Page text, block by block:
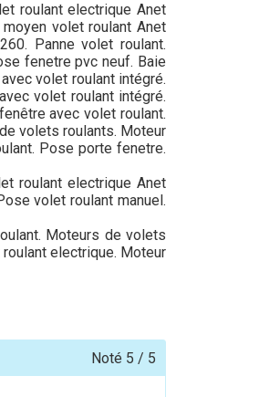
roulant electrique Anet
volet roulant Anet
Panne volet roulant.
fenetre pvc neuf. Baie
volet roulant intégré.
volet roulant intégré.
avec volet roulant.
volets roulants. Moteur
Pose porte fenetre.
roulant electrique Anet
volet roulant manuel.
Moteurs de volets
electrique. Moteur
Noté 5 / 5